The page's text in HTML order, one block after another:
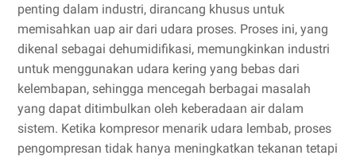
penting dalam industri, dirancang khusus untuk
memisahkan uap air dari udara proses. Proses ini, yang
dikenal sebagai dehumidifikasi, memungkinkan industri
untuk menggunakan udara kering yang bebas dari
kelembapan, sehingga mencegah berbagai masalah
yang dapat ditimbulkan oleh keberadaan air dalam
sistem. Ketika kompresor menarik udara lembab, proses
pengompresan tidak hanya meningkatkan tekanan tetapi